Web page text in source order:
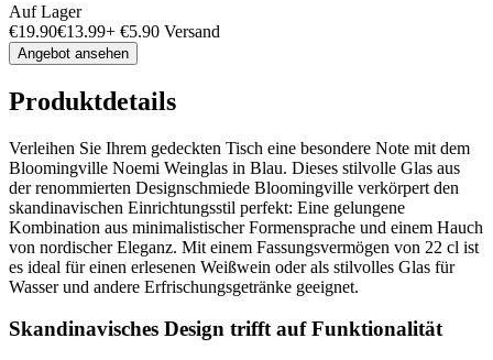
Auf Lager
€19.90€13.99+ €5.90 Versand
Angebot ansehen
Produktdetails
Verleihen Sie Ihrem gedeckten Tisch eine besondere Note mit dem
Bloomingville Noemi Weinglas in Blau. Dieses stilvolle Glas aus
der renommierten Designschmiede Bloomingville verkörpert den
skandinavischen Einrichtungsstil perfekt: Eine gelungene
Kombination aus minimalistischer Formensprache und einem Hauch
von nordischer Eleganz. Mit einem Fassungsvermögen von 22 cl ist
es ideal für einen erlesenen Weißwein oder als stilvolles Glas für
Wasser und andere Erfrischungsgetränke geeignet.
Skandinavisches Design trifft auf Funktionalität